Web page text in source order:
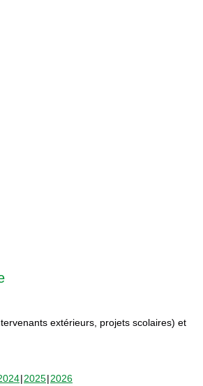
extérieurs, projets scolaires) et
2025 2026